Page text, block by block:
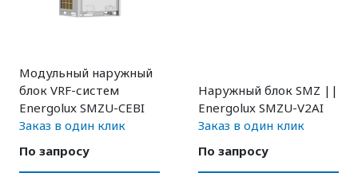
Модульный наружный
блок VRF-систем
Energolux SMZU-CEBI
Заказ в один клик
По запросу
Наружный блок SMZ ||
Energolux SMZU-V2AI
Заказ в один клик
По запросу